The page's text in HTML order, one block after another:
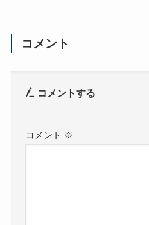
コメント
コメントする
コメント ※